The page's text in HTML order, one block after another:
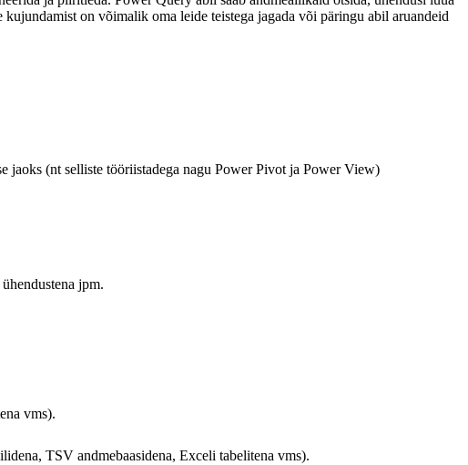
on võimalik oma leide teistega jagada või päringu abil aruandeid
jaoks (nt selliste tööriistadega nagu Power Pivot ja Power View)
jpm.
vms).
TSV andmebaasidena, Exceli tabelitena vms).